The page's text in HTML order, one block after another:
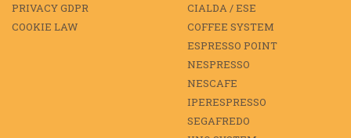
PRIVACY GDPR
COOKIE LAW
CIALDA / ESE
COFFEE SYSTEM
ESPRESSO POINT
NESPRESSO
NESCAFE
IPERESPRESSO
SEGAFREDO